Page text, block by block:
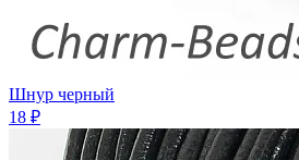
Шнур черный
18 ₽